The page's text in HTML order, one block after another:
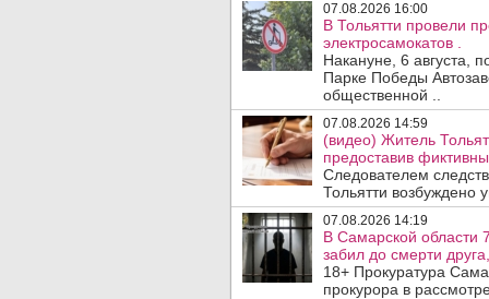
07.08.2026 16:00
В Тольятти провели
электросамокатов .
Накануне, 6 августа,
Парке Победы
общественной ..
07.08.2026 14:59
(видео) Житель
предоставив
Следователем
Тольятти возбуждено
07.08.2026 14:19
В Самарской области
забил до смерти
18+ Прокуратура
прокурора в